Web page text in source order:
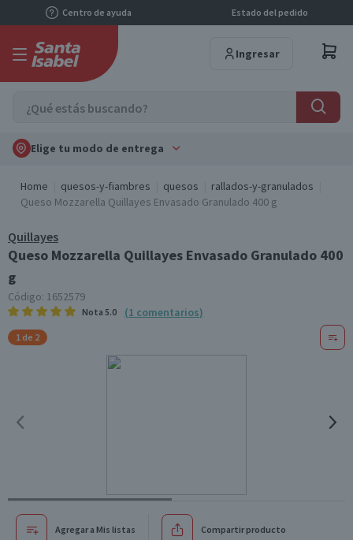
Centro de ayuda Estado del pedido
Ingresar
Elige tu modo de entrega
Home quesos-y-fiambres quesos
rallados-y-granulados
Queso Mozzarella Quillayes Envasado Granulado 400 g
Quillayes
Queso Mozzarella Quillayes Envasado Granulado 400
g
Código: 1652579
Nota 5.0 (1 comentarios)
1 de 2
Agregar a Mis listas Compartir producto